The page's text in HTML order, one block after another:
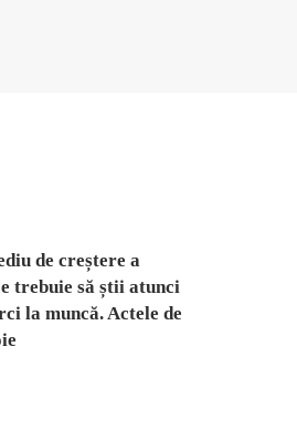
de creștere a
trebuie să știi atunci
la muncă. Actele de